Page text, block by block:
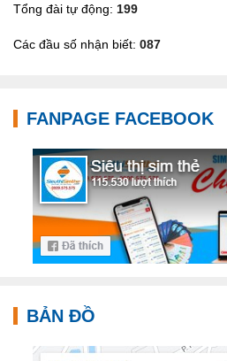
Tổng đài tự động: 199
Các đầu số nhận biết: 087
FANPAGE FACEBOOK
BẢN ĐỒ